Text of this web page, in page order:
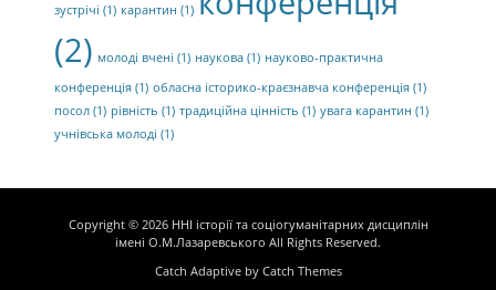
зустрічі (1) карантин (1)
(2) молоді вчені (1) наукова (1) науково-практична
конференція (1) обласна історико-краєзнавча конференція (1)
посол (1) рівність (1) традиційна цінність (1) увага карантин (1)
учнівська молоді (1)
Copyright © 2026 ННІ історії та соціогуманітарних дисциплін
імені О.М.Лазаревського All Rights Reserved.
Catch Adaptive by Catch Themes